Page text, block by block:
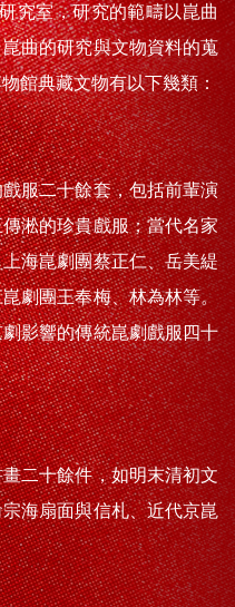
究室，研究的範疇以崑曲
曲的研究與文物資料的蒐
館典藏文物有以下幾類：
服二十餘套，包括前輩演
淞的珍貴戲服；當代名家
海崑劇團蔡正仁、岳美緹
劇團王奉梅、林為林等。
影響的傳統崑劇戲服四十
二十餘件，如明末清初文
海扇面與信札、近代京崑